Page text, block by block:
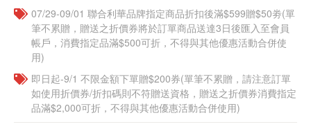
07/29-09/01 聯合利華品牌指定商品折扣後滿$599贈$50劵(單
筆不累贈，贈送之折價券將於訂單商品送達3日後匯入至會員
帳戶，消費指定品滿$500可折，不得與其他優惠活動合併使
用)
即日起-9/1 不限金額下單贈$200券(單筆不累贈，請注意訂單
如使用折價券/折扣碼則不符贈送資格，贈送之折價券消費指定
品滿$2,000可折，不得與其他優惠活動合併使用)